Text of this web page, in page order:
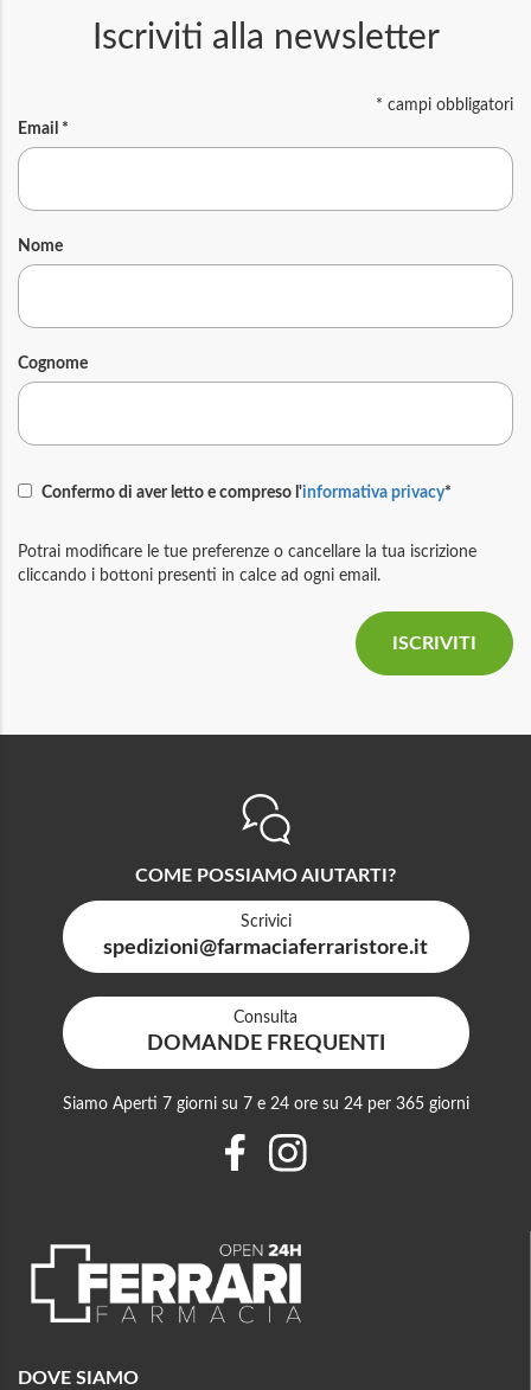
Iscriviti alla newsletter
* campi obbligatori
Email *
Nome
Cognome
Confermo di aver letto e compreso l'informativa privacy*
Potrai modificare le tue preferenze o cancellare la tua iscrizione
cliccando i bottoni presenti in calce ad ogni email.
DOVE SIAMO
COME POSSIAMO AIUTARTI?
Scrivici
spedizioni@farmaciaferraristore.it
Consulta
DOMANDE FREQUENTI
Siamo Aperti 7 giorni su 7 e 24 ore su 24 per 365 giorni